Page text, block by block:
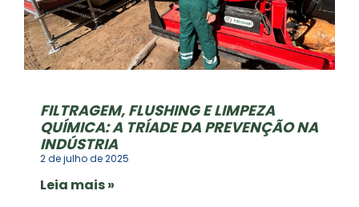
FILTRAGEM, FLUSHING E LIMPEZA
QUÍMICA: A TRÍADE DA PREVENÇÃO NA
INDÚSTRIA
2 de julho de 2025
Leia mais »